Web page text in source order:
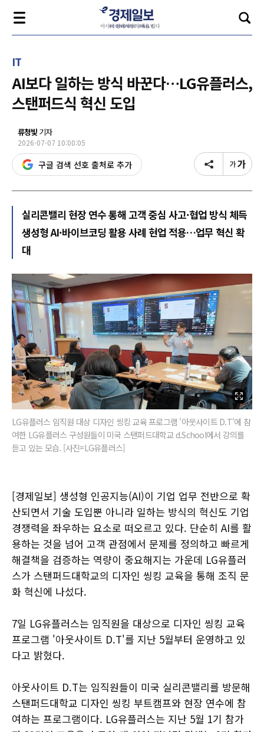
IT
AI보다 일하는 방식 바꾼다…LG유플러스,
스탠퍼드식 혁신 도입
류청빛 기자
2026-07-07 10:00:05
구글 검색 선호 출처로 추가
실리콘밸리 현장 연수 통해 고객 중심 사고·협업 방식 체득
생성형 AI·바이브코딩 활용 사례 현업 적용…업무 혁신 확
대
LG유플러스 임직원 대상 디자인 씽킹 교육 프로그램 '아웃사이트 D.T'에 참
여한 LG유플러스 구성원들이 미국 스탠퍼드대학교 d.School에서 강의를
듣고 있는 모습. [사진=LG유플러스]
[경제일보] 생성형 인공지능(AI)이 기업 업무 전반으로 확
산되면서 기술 도입뿐 아니라 일하는 방식의 혁신도 기업
경쟁력을 좌우하는 요소로 떠오르고 있다. 단순히 AI를 활
용하는 것을 넘어 고객 관점에서 문제를 정의하고 빠르게
해결책을 검증하는 역량이 중요해지는 가운데 LG유플러
스가 스탠퍼드대학교의 디자인 씽킹 교육을 통해 조직 문
화 혁신에 나섰다.
7일 LG유플러스는 임직원을 대상으로 디자인 씽킹 교육
프로그램 '아웃사이트 D.T'를 지난 5월부터 운영하고 있
다고 밝혔다.
아웃사이트 D.T는 임직원들이 미국 실리콘밸리를 방문해
스탠퍼드대학교 디자인 씽킹 부트캠프와 현장 연수에 참
여하는 프로그램이다. LG유플러스는 지난 5월 1기 참가